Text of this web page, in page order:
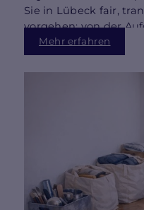
Sie in Lübeck fair,
vorgehen: von der
Wertanrechnung
Mehr erfahren